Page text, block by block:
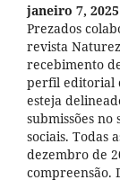
janeiro 7, 2025
Prezados
revista
recebimento
perfil editorial
esteja
submissões
sociais. Todas
dezembro de
compreensão.